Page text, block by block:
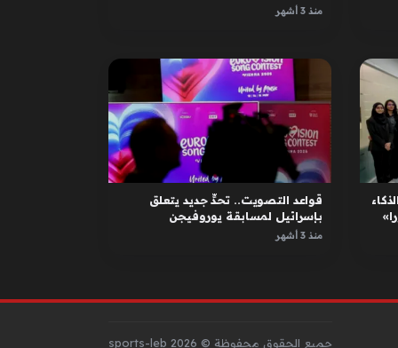
منذ 3 أشهر
قواعد التصويت.. تحدٍّ جديد يتعلق
بإسرائيل لمسابقة يوروفيجن
منذ 3 أشهر
جميع الحقوق محفوظة © sports-leb 2026